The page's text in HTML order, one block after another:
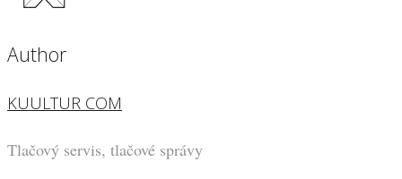
Author
KUULTUR COM
Tlačový servis, tlačové správy